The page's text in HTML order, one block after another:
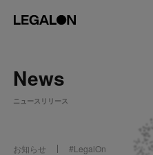
About
会社情報
News
ニュースリリース
お知らせ #LegalOn